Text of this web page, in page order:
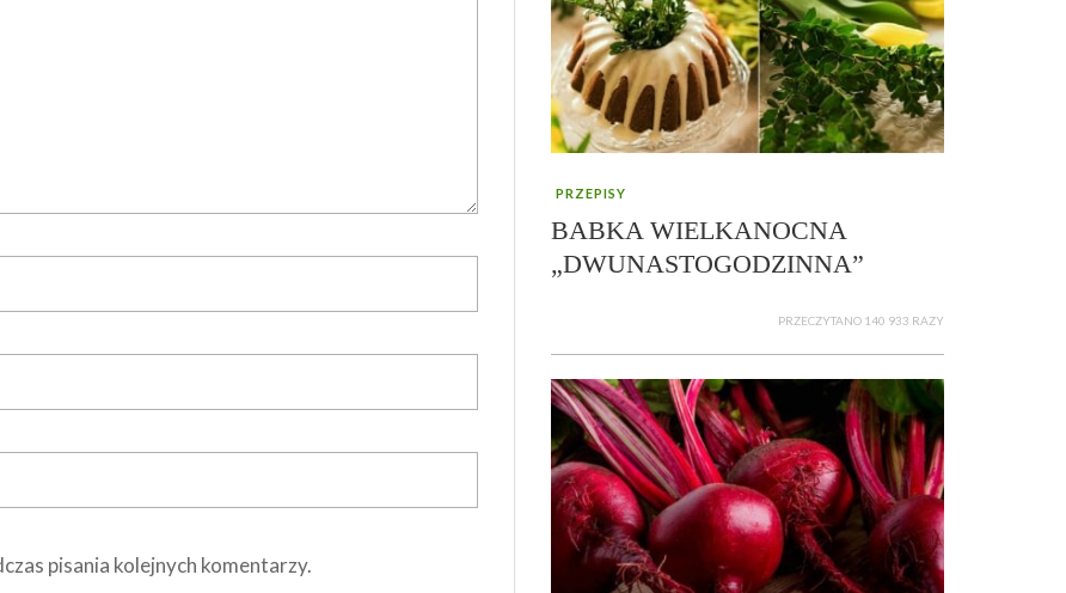
pisania kolejnych komentarzy.
PRZEPISY
BABKA WIELKANOCNA
„DWUNASTOGODZINNA”
PRZECZYTANO 140 933 RAZY